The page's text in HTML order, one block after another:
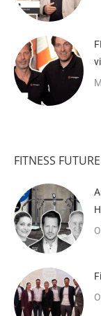
FITNESS